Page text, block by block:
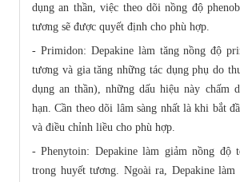
dụng an thần, việc theo dõi nồng độ
tương sẽ được quyết định cho phù hợp.
- Primidon: Depakine làm tăng nồng độ
tương và gia tăng những tác dụng phụ do
dụng an thần), những dấu hiệu này chấm
hạn. Cần theo dõi lâm sàng nhất là khi bắt
và điều chỉnh liều cho phù hợp.
- Phenytoin: Depakine làm giảm nồng độ
trong huyết tương. Ngoài ra, Depakine làm